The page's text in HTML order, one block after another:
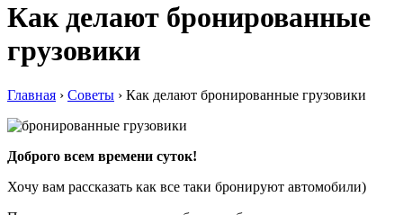
Как делают бронированные
грузовики
Главная › Советы › Как делают бронированные грузовики
Доброго всем времени суток!
Хочу вам рассказать как все таки бронируют автомобили)